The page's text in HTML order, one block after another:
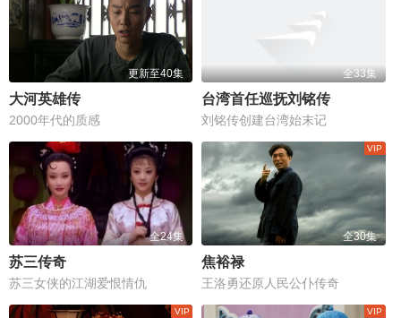
更新至40集
大河英雄传
2000年代的质感
全33集
台湾首任巡抚刘铭传
刘铭传创建台湾始末记
全24集
苏三传奇
苏三女侠的江湖爱恨情仇
全30集
焦裕禄
王洛勇还原人民公仆传奇